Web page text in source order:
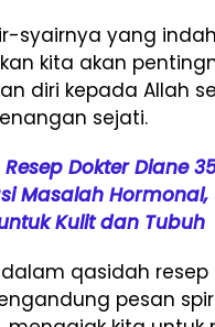
syairnya yang
kita akan
diri kepada Allah
sejati.
Resep Dokter Diane
Masalah Hormonal,
Kulit dan Tubuh
qasidah resep
pesan